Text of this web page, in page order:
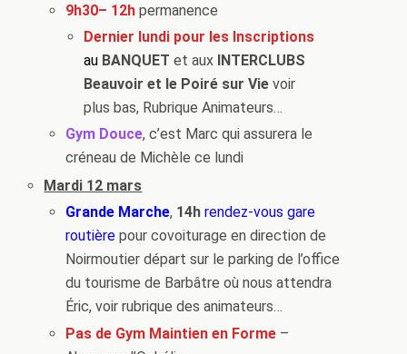
9h30– 12hpermanence
Dernier lundi pour les Inscriptions
au BANQUET et aux INTERCLUBS
Beauvoir et le Poiré sur Vievoir
plus bas, Rubrique Animateurs…
Gym Douce, c’est Marc qui assurera le
créneau de Michèle ce lundi
Mardi 12 mars
Grande Marche, 14h rendez-vous gare
routière pour covoiturage en direction de
Noirmoutier départ sur le parking de l’office
du tourisme de Barbâtre où nous attendra
Éric, voir rubrique des animateurs…
Pas de Gym Maintien en Forme –